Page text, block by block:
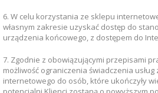
6. W celu korzystania ze sklepu
własnym zakresie uzyskać dostęp do
urządzenia końcowego, z dostępem do
7. Zgodnie z obowiązującymi przepisami
możliwość ograniczenia świadczenia
internetowego do osób, które ukończyły